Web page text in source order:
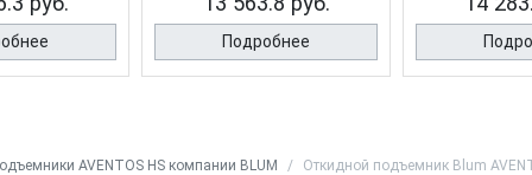
Подробнее
AVENTOS HS компании BLUM Откидной подъемник Blum